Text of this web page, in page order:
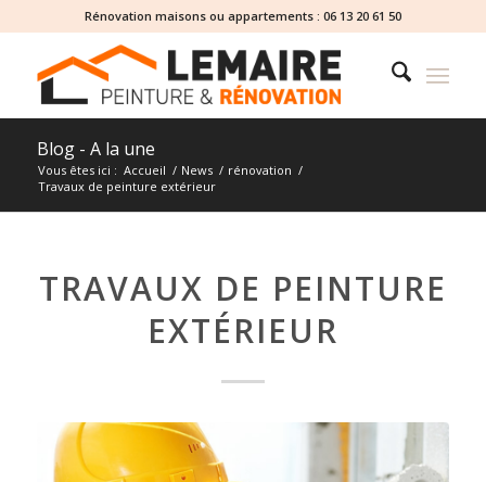
Rénovation maisons ou appartements : 06 13 20 61 50
Blog - A la une
Vous êtes ici : Accueil / News / rénovation /
Travaux de peinture extérieur
TRAVAUX DE PEINTURE
EXTÉRIEUR